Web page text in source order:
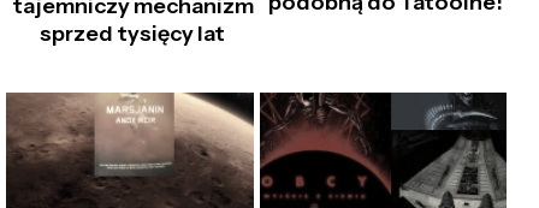
tajemniczy mechanizm
sprzed tysięcy lat